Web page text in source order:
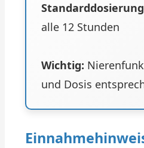
alle 12 Stunden
Wichtig:
und Dosis